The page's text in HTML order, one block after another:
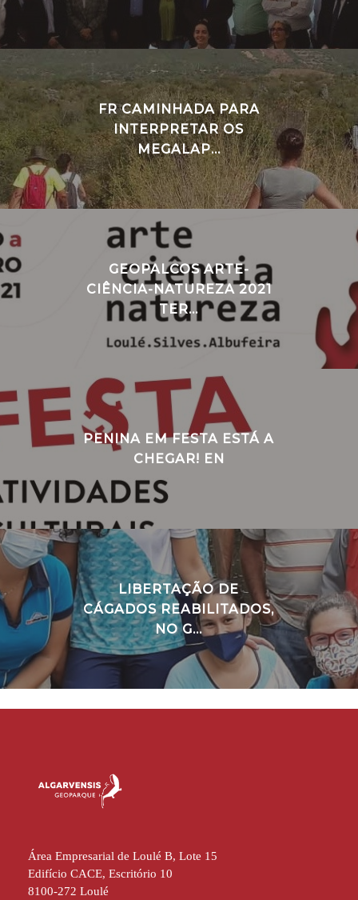
FR CAMINHADA PARA
INTERPRETAR OS
MEGALAP...
GEOPALCOS ARTE-
CIÊNCIA-NATUREZA 2021
TER...
PENINA EM FESTA ESTÁ A
CHEGAR! EN
LIBERTAÇÃO DE
CÁGADOS REABILITADOS,
NO G...
Área Empresarial de Loulé B, Lote 15
Edifício CACE, Escritório 10
8100-272 Loulé